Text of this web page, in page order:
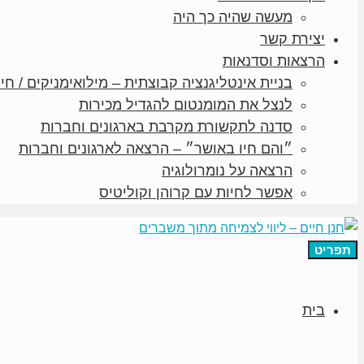
מעשה שהיה כך היה
יצירת קשר
הרצאות וסדנאות
בניית אינטליגנציה קבוצתית – מילואימניקים /
לנצל את המומנטום להגדיל מכירות
סדנה לתקשורת מקרבת בארגונים וחברות
״והם חיו באושר״ – הרצאה לארגונים וחברות
הרצאה על נומרולוגיה
אפשר לחיות עם קרוהן וקוליטיס
תפריט
בית